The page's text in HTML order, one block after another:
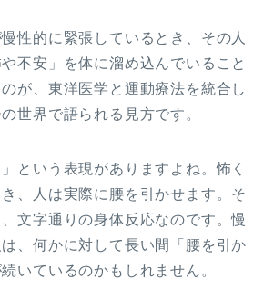
性的に緊張しているとき、その人
不安」を体に溜め込んでいること
が、東洋医学と運動療法を統合し
世界で語られる見方です。
」という表現がありますよね。怖く
、人は実際に腰を引かせます。そ
文字通りの身体反応なのです。慢
、何かに対して長い間「腰を引か
いているのかもしれません。